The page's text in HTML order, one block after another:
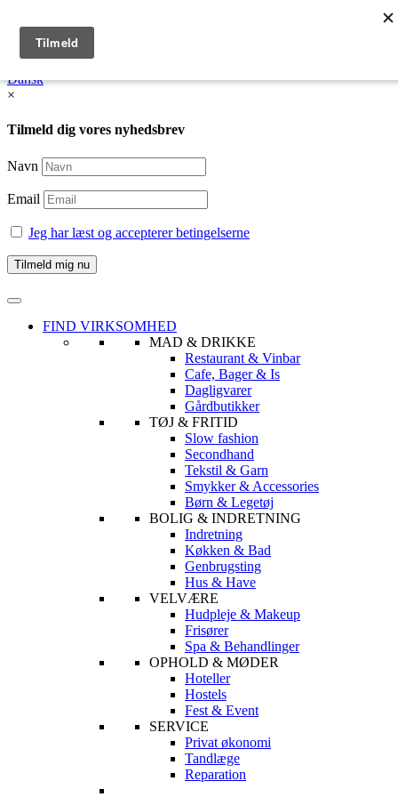
Dansk /
English
Dansk
×
Tilmeld dig vores nyhedsbrev
Navn
Email
Jeg har læst og accepterer betingelserne
FIND VIRKSOMHED
MAD & DRIKKE
Restaurant & Vinbar
Cafe, Bager & Is
Dagligvarer
Gårdbutikker
TØJ & FRITID
Slow fashion
Secondhand
Tekstil & Garn
Smykker & Accessories
Børn & Legetøj
BOLIG & INDRETNING
Indretning
Køkken & Bad
Genbrugsting
Hus & Have
VELVÆRE
Hudpleje & Makeup
Frisører
Spa & Behandlinger
OPHOLD & MØDER
Hoteller
Hostels
Fest & Event
SERVICE
Privat økonomi
Tandlæge
Reparation